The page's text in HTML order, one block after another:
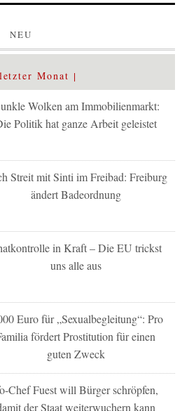
NEU
letzter Monat
Wolken am Immobilienmarkt:
Politik hat ganze Arbeit geleistet
Streit mit Sinti im Freibad: Freiburg
ändert Badeordnung
in Kraft – Die EU trickst
uns alle aus
Euro für „Sexualbegleitung“: Pro
fördert Prostitution für einen
guten Zweck
Chef Fuest will Bürger schröpfen,
der Staat weiterwuchern kann